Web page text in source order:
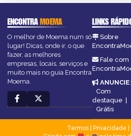
ENCONTRAMOEMA
O melhor de Moema num só
lugar! Dicas, onde ir, o que
fazer, as melhores
empresas, locais, serviços e
muito mais no guia Encontra
Moema.
LINKS
Sobre
Fale com
ANUNCIE:
Com
destaque
Grátis
Termos| Privacidade